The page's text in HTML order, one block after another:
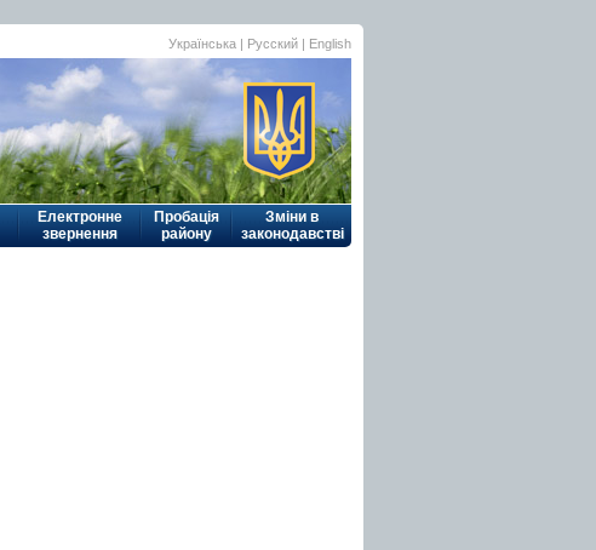
Українська | Русский | English
Електронне
звернення
Пробація
району
Зміни в
законодавстві